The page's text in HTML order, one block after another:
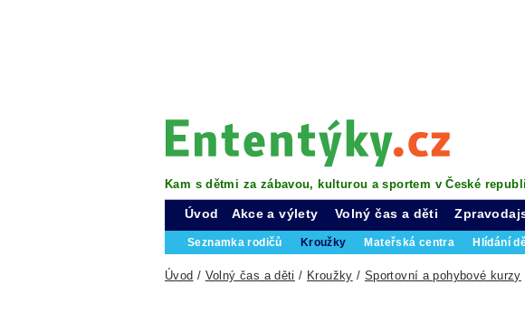
Kam s dětmi za zábavou, kulturou a sportem v České
Úvod Akce a výlety Volný čas a děti
Seznamka rodičů Kroužky Mateřská centra Hlídání
Úvod / Volný čas a děti / Kroužky / Sportovní a pohybové kurzy